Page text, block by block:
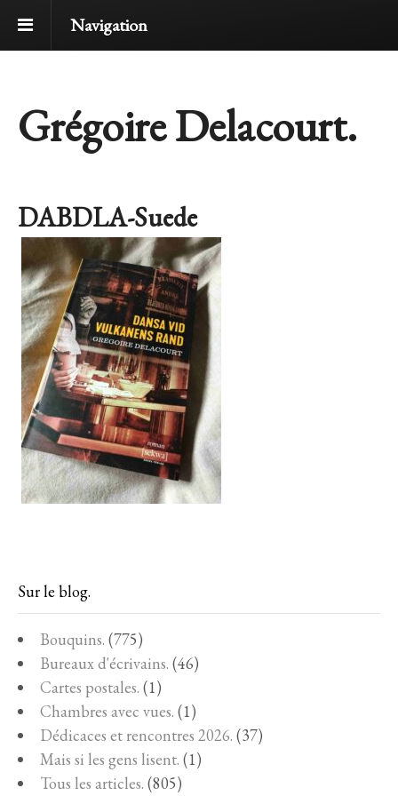
Navigation
Grégoire Delacourt.
DABDLA-Suede
Sur le blog.
Bouquins. (775)
Bureaux d'écrivains. (46)
Cartes postales. (1)
Chambres avec vues. (1)
Dédicaces et rencontres 2026. (37)
Mais si les gens lisent. (1)
Tous les articles. (805)